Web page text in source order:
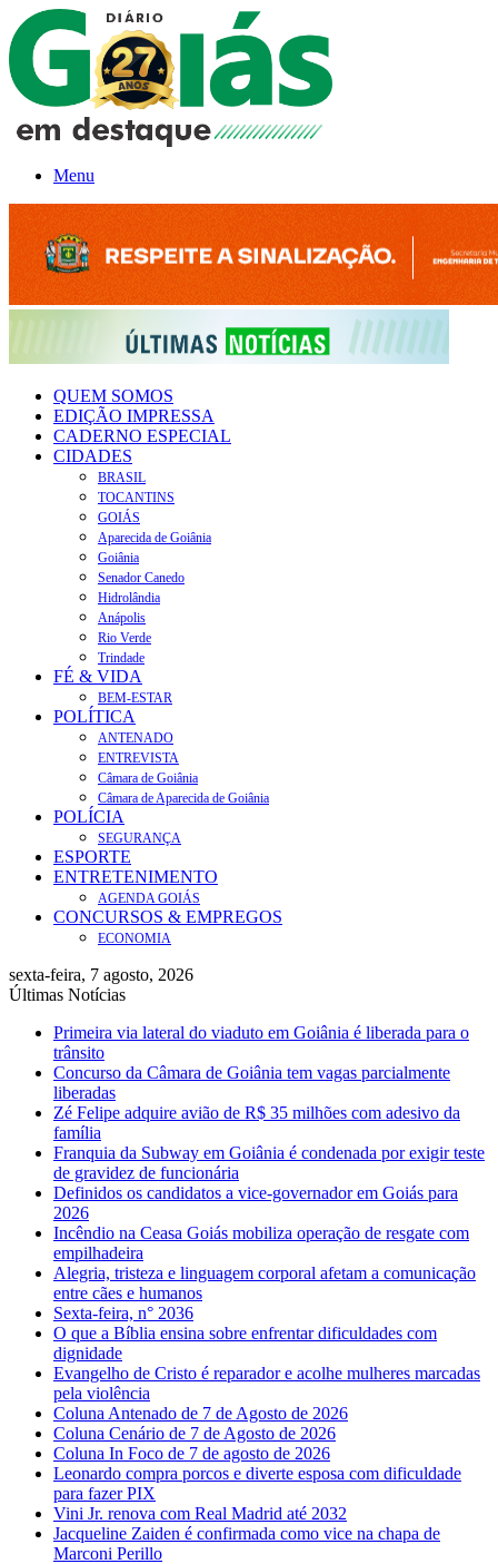
Menu
QUEM SOMOS
EDIÇÃO IMPRESSA
CADERNO ESPECIAL
CIDADES
BRASIL
TOCANTINS
GOIÁS
Aparecida de Goiânia
Goiânia
Senador Canedo
Hidrolândia
Anápolis
Rio Verde
Trindade
FÉ & VIDA
BEM-ESTAR
POLÍTICA
ANTENADO
ENTREVISTA
Câmara de Goiânia
Câmara de Aparecida de Goiânia
POLÍCIA
SEGURANÇA
ESPORTE
ENTRETENIMENTO
AGENDA GOIÁS
CONCURSOS & EMPREGOS
ECONOMIA
sexta-feira, 7 agosto, 2026
Últimas Notícias
Primeira via lateral do viaduto em Goiânia é liberada para o
trânsito
Concurso da Câmara de Goiânia tem vagas parcialmente
liberadas
Zé Felipe adquire avião de R$ 35 milhões com adesivo da
família
Franquia da Subway em Goiânia é condenada por exigir teste
de gravidez de funcionária
Definidos os candidatos a vice-governador em Goiás para
2026
Incêndio na Ceasa Goiás mobiliza operação de resgate com
empilhadeira
Alegria, tristeza e linguagem corporal afetam a comunicação
entre cães e humanos
Sexta-feira, n° 2036
O que a Bíblia ensina sobre enfrentar dificuldades com
dignidade
Evangelho de Cristo é reparador e acolhe mulheres marcadas
pela violência
Coluna Antenado de 7 de Agosto de 2026
Coluna Cenário de 7 de Agosto de 2026
Coluna In Foco de 7 de agosto de 2026
Leonardo compra porcos e diverte esposa com dificuldade
para fazer PIX
Vini Jr. renova com Real Madrid até 2032
Jacqueline Zaiden é confirmada como vice na chapa de
Marconi Perillo